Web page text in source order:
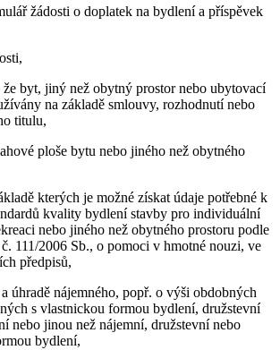
žádosti o doplatek na bydlení a příspěvek
byt, jiný než obytný prostor nebo ubytovací
na základě smlouvy, rozhodnutí nebo
titulu,
ploše bytu nebo jiného než obytného
kterých je možné získat údaje potřebné k
kvality bydlení stavby pro individuální
nebo jiného než obytného prostoru podle
111/2006 Sb., o pomoci v hmotné nouzi, ve
předpisů,
úhradě nájemného, popř. o výši obdobných
s vlastnickou formou bydlení, družstevní
nebo jinou než nájemní, družstevní nebo
bydlení,